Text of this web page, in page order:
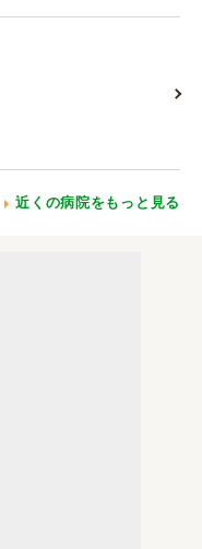
近くの病院をもっと見る